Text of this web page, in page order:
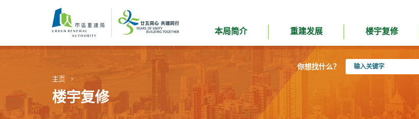
内
本局简介 重建发展 楼宇复修
你想找什么？
入
主页
楼宇复修